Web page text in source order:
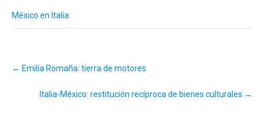
México en Italia
navigation
← Emilia Romaña: tierra de motores
Italia-México: restitución recíproca de bienes culturales →